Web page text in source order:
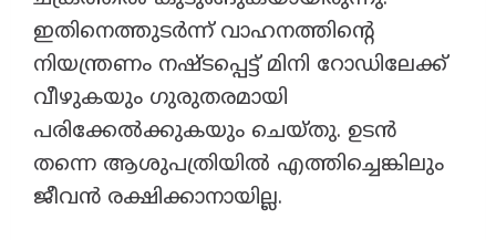
ഇതിനെത്തുടർന്ന് വാഹനത്തിന്റെ
നിയന്ത്രണം നഷ്ടപ്പെട്ട് മിനി റോഡിലേക്ക്
വീഴുകയും ഗുരുതരമായി
പരിക്കേൽക്കുകയും ചെയ്തു. ഉടൻ
തന്നെ ആശുപത്രിയിൽ എത്തിച്ചെങ്കിലും
ജീവൻ രക്ഷിക്കാനായില്ല.